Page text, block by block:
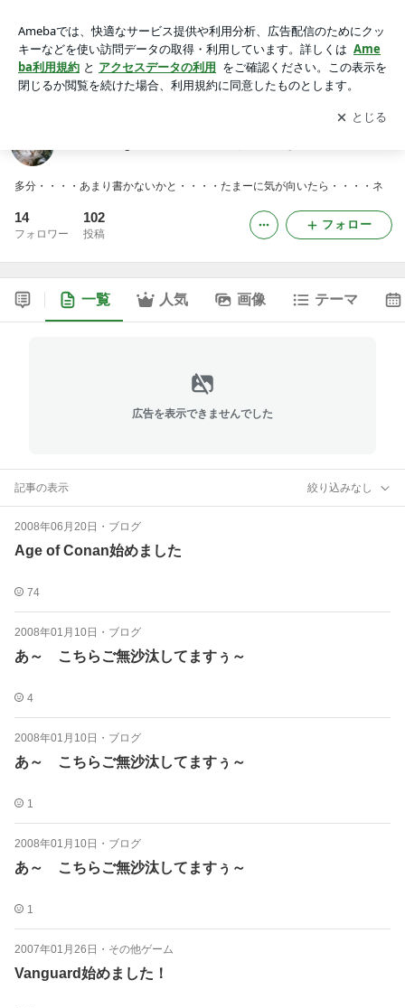
アプリをダウンロードして ブログの更新通知
を受け取りまし
ょう。
開く
多分・・・・あまり書かないかと・・・・たまーに気が向いたら・・・・ネ
14
フォロワー
102
投稿
フォロー
一覧 人気 画像 テーマ
広告を表示できませんでした
記事の表示 絞り込みなし
2008年06月20日 ・ ブログ
Age of Conan始めました
74
2008年01月10日 ・ ブログ
あ～ こちらご無沙汰してますぅ～
4
2008年01月10日 ・ ブログ
あ～ こちらご無沙汰してますぅ～
1
2008年01月10日 ・ ブログ
あ～ こちらご無沙汰してますぅ～
1
2007年01月26日 ・ その他ゲーム
Vanguard始めました！